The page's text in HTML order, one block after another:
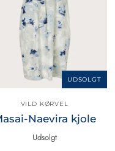
UDSOLGT
VILD KØRVEL
Naevira kjole
Udsolgt